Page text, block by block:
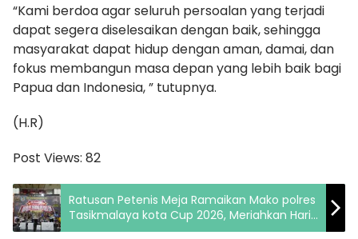
“Kami berdoa agar seluruh persoalan yang terjadi
dapat segera diselesaikan dengan baik, sehingga
masyarakat dapat hidup dengan aman, damai, dan
fokus membangun masa depan yang lebih baik bagi
Papua dan Indonesia, ” tutupnya.
(H.R)
Post Views: 82
Ratusan Petenis Meja Ramaikan Mako polres
Tasikmalaya kota Cup 2026, Meriahkan Hari
Bhayangkara ke-80